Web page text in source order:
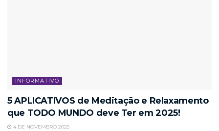
INFORMATIVO
5 APLICATIVOS de Meditação e Relaxamento
que TODO MUNDO deve Ter em 2025!
4 DE NOVEMBRO 2025